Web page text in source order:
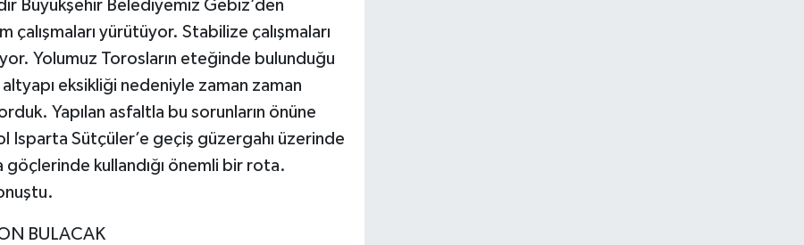
Büyükşehir Belediyemiz Gebiz’den
çalışmaları yürütüyor. Stabilize çalışmaları
Yolumuz Torosların eteğinde bulunduğu
eksikliği nedeniyle zaman zaman
Yapılan asfaltla bu sorunların önüne
Isparta Sütçüler’e geçiş güzergahı üzerinde
kullandığı önemli bir rota.
BULACAK